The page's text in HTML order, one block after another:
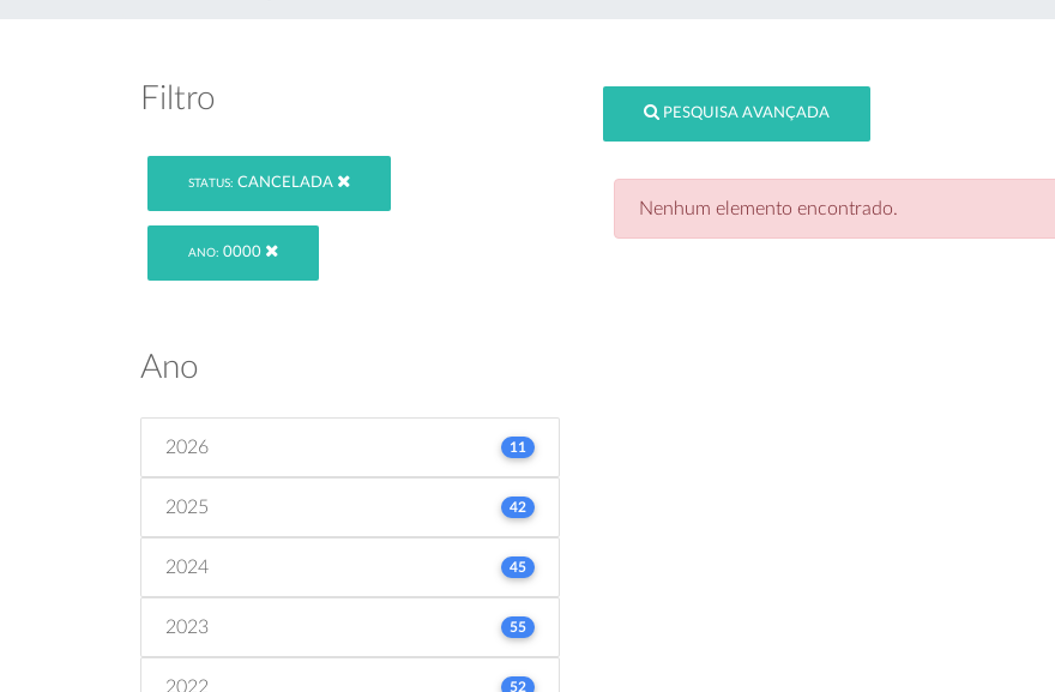
Filtro
STATUS: CANCELADA
ANO: 0000
Ano
2026 11
2025 42
2024 45
2023 55
2022 52
PESQUISA AVANÇADA
Nenhum elemento encontrado.